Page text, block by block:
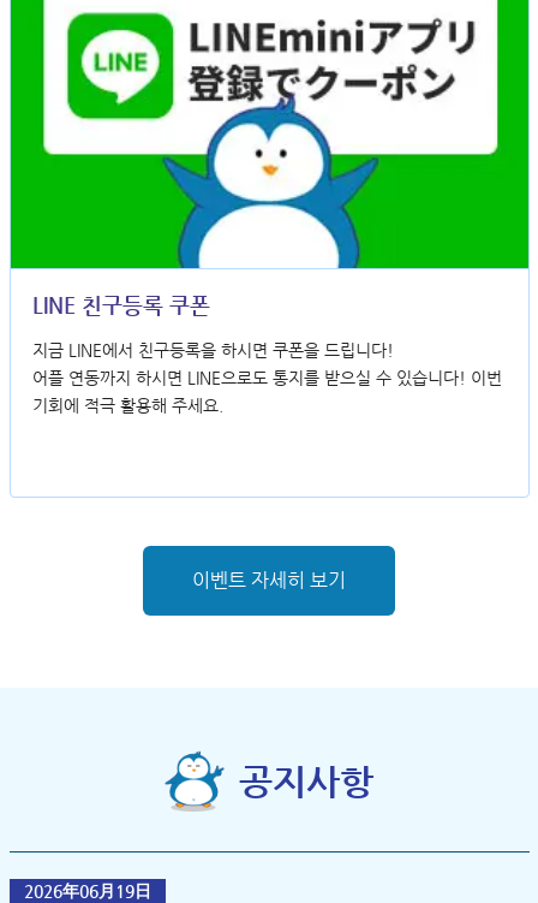
LINE 친구등록 쿠폰
지금 LINE에서 친구등록을 하시면 쿠폰을 드립니다!
어플 연동까지 하시면 LINE으로도 통지를 받으실 수 있습니다! 이번
기회에 적극 활용해 주세요.
이벤트 자세히 보기
공지사항
2026年06月19日